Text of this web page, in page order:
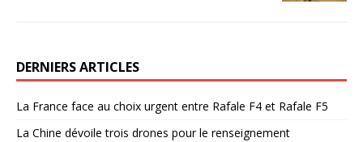
DERNIERS ARTICLES
La France face au choix urgent entre Rafale F4 et Rafale F5
La Chine dévoile trois drones pour le renseignement